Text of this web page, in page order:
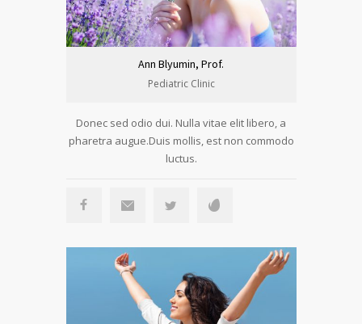
Ann Blyumin, Prof.
Pediatric Clinic
Donec sed odio dui. Nulla vitae elit libero, a
pharetra augue.Duis mollis, est non commodo
luctus.